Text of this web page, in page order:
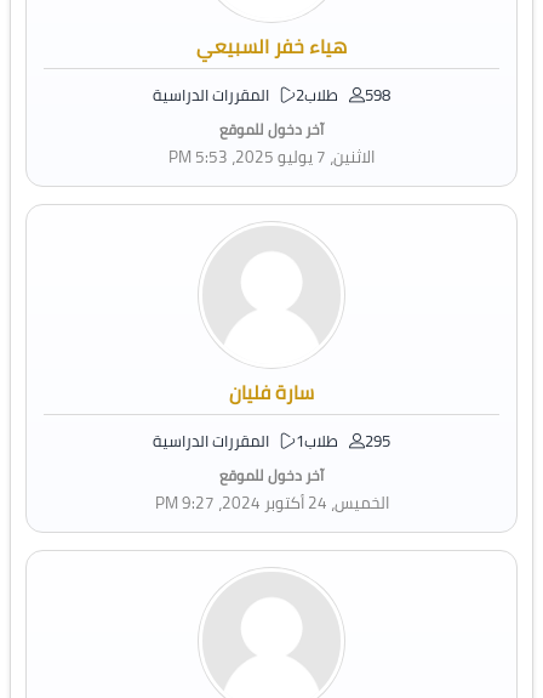
هياء خفر السبيعي
598 طلاب 2 المقررات الدراسية
آخر دخول للموقع
الاثنين، 7 يوليو 2025، 5:53 PM
سارة فليان
295 طلاب 1 المقررات الدراسية
آخر دخول للموقع
الخميس، 24 أكتوبر 2024، 9:27 PM